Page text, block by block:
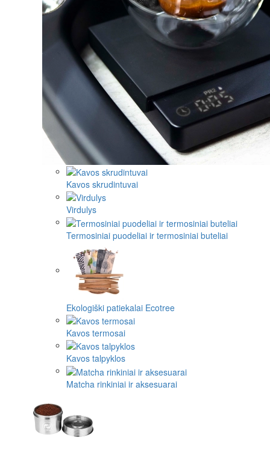
Kavos skrudintuvai
Virdulys
Termosiniai puodeliai ir termosiniai buteliai
Ekologiški patiekalai Ecotree
Kavos termosai
Kavos talpyklos
Matcha rinkiniai ir aksesuarai